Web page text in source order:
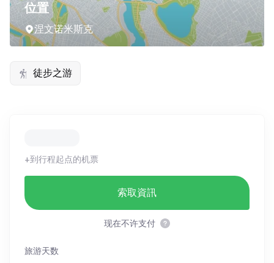
位置
涅文诺米斯克
徒步之游
+到行程起点的机票
索取資訊
现在不许支付
旅游天数